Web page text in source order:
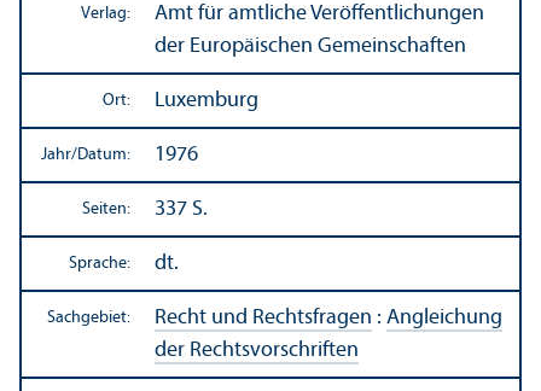
Verlag:
Amt für amtliche Veröffentlichungen
der Europäischen Gemeinschaften
Ort: Luxemburg
Jahr/Datum: 1976
Seiten: 337 S.
Sprache: dt.
Sachgebiet: Recht und Rechts­fragen : Angleich­ung
der Rechts­vorschriften